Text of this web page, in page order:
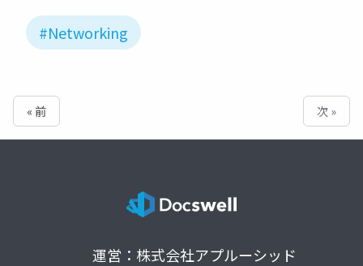
#Networking
« 前 次 »
運営：株式会社アプルーシッド